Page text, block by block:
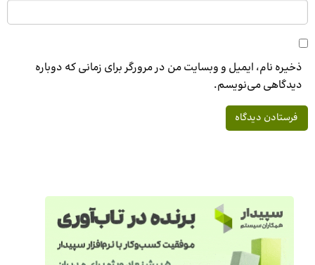
ذخیره نام، ایمیل و وبسایت من در مرورگر برای زمانی که دوباره
دیدگاهی می‌نویسم.